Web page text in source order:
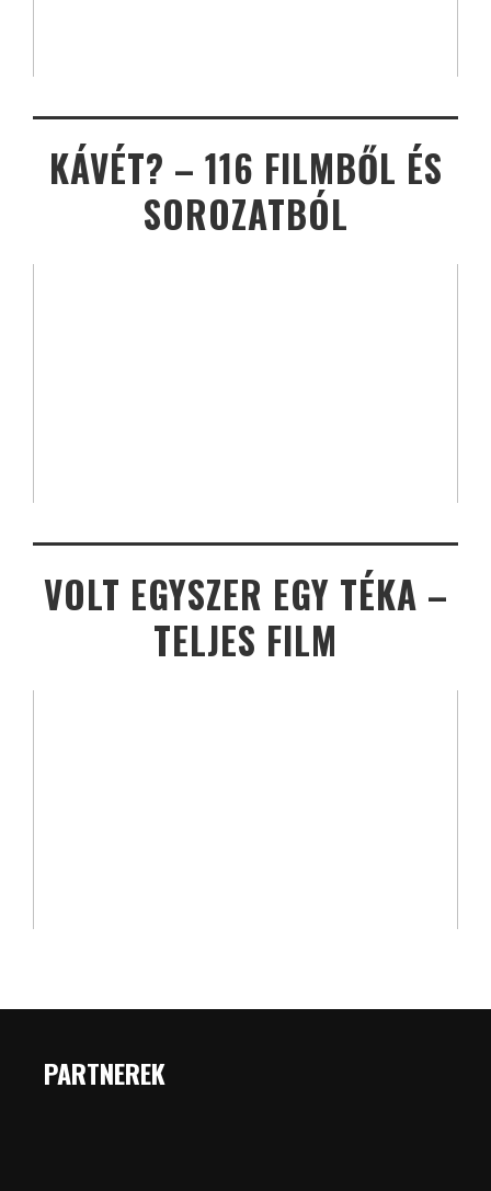
KÁVÉT? – 116 FILMBŐL ÉS
SOROZATBÓL
VOLT EGYSZER EGY TÉKA –
TELJES FILM
PARTNEREK